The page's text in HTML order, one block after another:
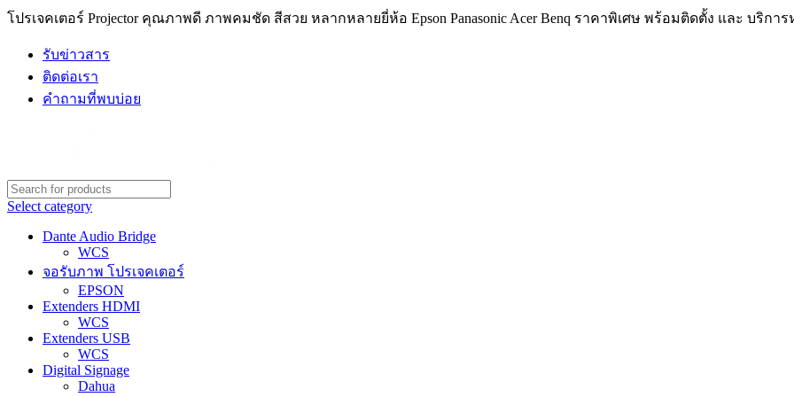
โปรเจคเตอร์ Projector คุณภาพดี ภาพคมชัด สีสวย หลากหลายยี่ห้อ Epson Panasonic Acer Benq ราคาพิเศษ พร้อมติดตั้ง และ บริกา
รับข่าวสาร
ติดต่อเรา
คำถามที่พบบ่อย
Select category
Dante Audio Bridge
WCS
จอรับภาพ โปรเจคเตอร์
EPSON
Extenders HDMI
WCS
Extenders USB
WCS
Digital Signage
Dahua